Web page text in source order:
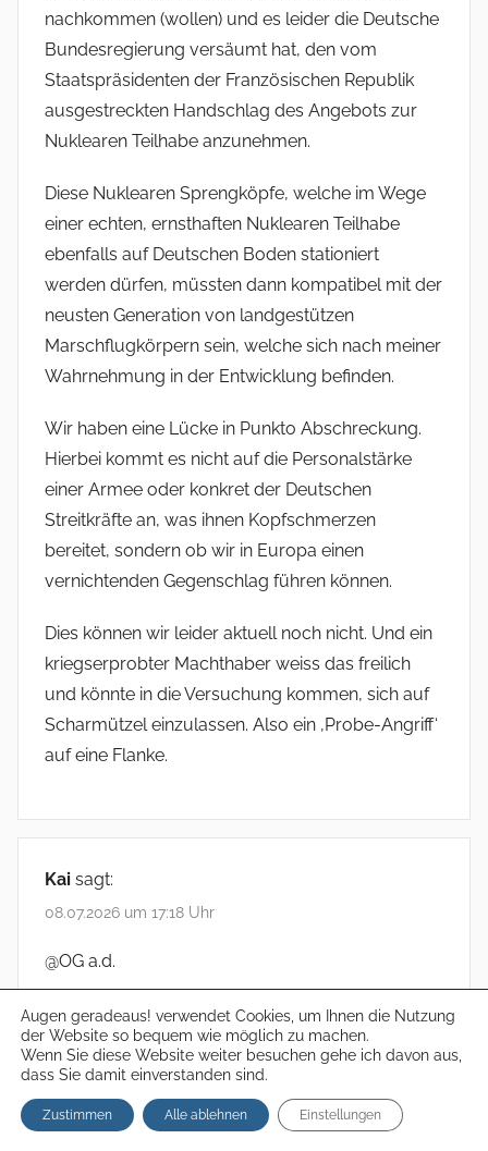
nachkommen (wollen) und es leider die Deutsche
Bundesregierung versäumt hat, den vom
Staatspräsidenten der Französischen Republik
ausgestreckten Handschlag des Angebots zur
Nuklearen Teilhabe anzunehmen.
Diese Nuklearen Sprengköpfe, welche im Wege
einer echten, ernsthaften Nuklearen Teilhabe
ebenfalls auf Deutschen Boden stationiert
werden dürfen, müssten dann kompatibel mit der
neusten Generation von landgestützen
Marschflugkörpern sein, welche sich nach meiner
Wahrnehmung in der Entwicklung befinden.
Wir haben eine Lücke in Punkto Abschreckung.
Hierbei kommt es nicht auf die Personalstärke
einer Armee oder konkret der Deutschen
Streitkräfte an, was ihnen Kopfschmerzen
bereitet, sondern ob wir in Europa einen
vernichtenden Gegenschlag führen können.
Dies können wir leider aktuell noch nicht. Und ein
kriegserprobter Machthaber weiss das freilich
und könnte in die Versuchung kommen, sich auf
Scharmützel einzulassen. Also ein ‚Probe-Angriff‘
auf eine Flanke.
Kai sagt:
08.07.2026 um 17:18 Uhr
@OG a.d.
von hartpunk:
…
Mehr Geld soll laut dem Haushaltsentwurf auch
in die Beschaffung des Transportflugzeugs
Airbus A400M fließen. So sind hier
Augen geradeaus! verwendet Cookies, um Ihnen die Nutzung
der Website so bequem wie möglich zu machen.
Wenn Sie diese Website weiter besuchen gehe ich davon aus,
dass Sie damit einverstanden sind.
Zustimmen Alle ablehnen Einstellungen